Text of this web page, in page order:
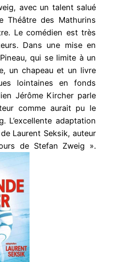
avec un talent salué
Théâtre des Mathurins
Le comédien est très
Dans une mise en
qui se limite à un
un chapeau et un livre
lointaines en fonds
Jérôme Kircher parle
comme aurait pu le
L’excellente adaptation
Laurent Seksik, auteur
de Stefan Zweig ».